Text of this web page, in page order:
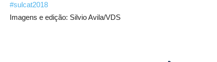
#sulcat2018
Imagens e edição: Silvio Avila/VDS